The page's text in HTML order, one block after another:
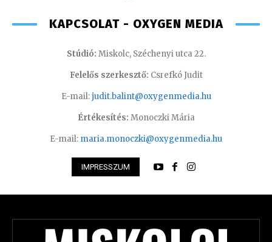
KAPCSOLAT - OXYGEN MEDIA
Stúdió: Miskolc, Széchenyi utca 22.
Felelős szerkesztő: Csrefkó Judit
E-mail:judit.balint@oxygenmedia.hu
Értékesítés: Monoczki Mária
E-mail: maria.monoczki@oxygenmedia.hu
IMPRESSZUM